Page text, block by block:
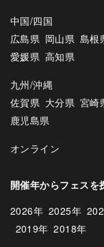
中国/四国
広島県 岡山県 島根
愛媛県 高知県
九州/沖縄
佐賀県 大分県 宮崎
鹿児島県
オンライン
開催年からフェスを
2026年 2025年
2019年 2018年